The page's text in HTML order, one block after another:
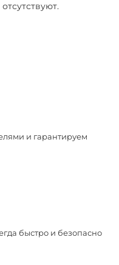
и гарантируем
быстро и безопасно